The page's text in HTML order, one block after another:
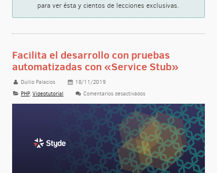
para ver ésta y cientos de lecciones exclusivas.
Facilita el desarrollo con pruebas
automatizadas con «Service Stub»
Duilio Palacios
18/11/2019
PHP,Videotutorial
Comentarios desactivados